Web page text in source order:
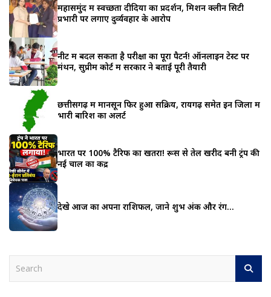
महासमुंद में स्वच्छता दीदियों का प्रदर्शन, मिशन क्लीन सिटी
प्रभारी पर लगाए दुर्व्यवहार के आरोप
नीट में बदल सकता है परीक्षा का पूरा पैटर्न! ऑनलाइन टेस्ट पर
मंथन, सुप्रीम कोर्ट में सरकार ने बताई पूरी तैयारी
छत्तीसगढ़ में मानसून फिर हुआ सक्रिय, रायगढ़ समेत इन जिलों में
भारी बारिश का अलर्ट
भारत पर 100% टैरिफ का खतरा! रूस से तेल खरीद बनी ट्रंप की
नई चाल का केंद्र
देखे आज का अपना राशिफल, जाने शुभ अंक और रंग…